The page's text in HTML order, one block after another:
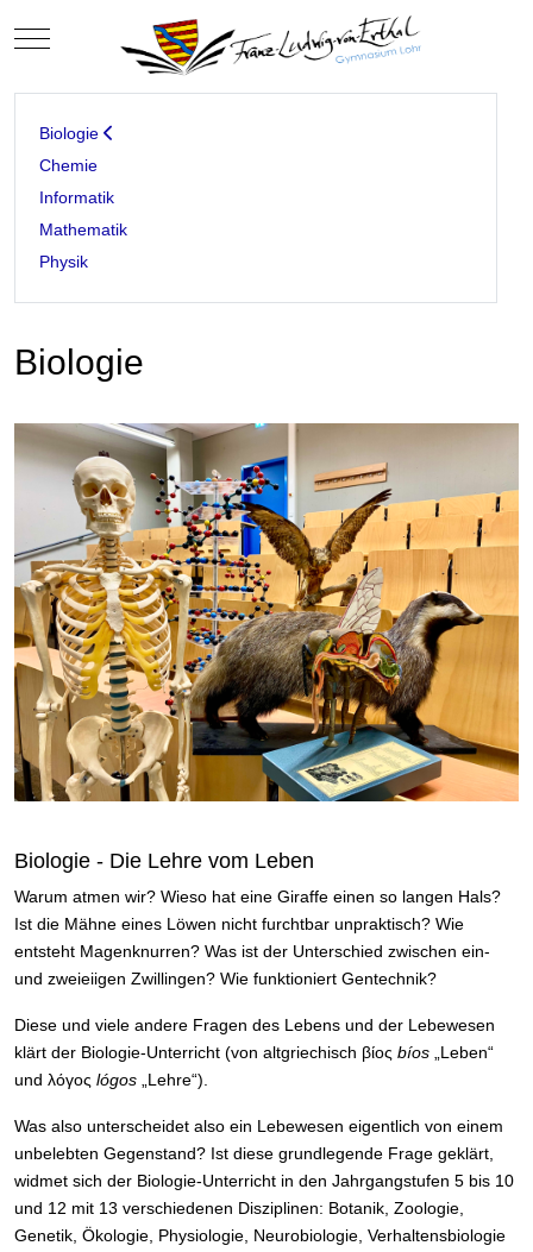
Mobile Menu Toggle
Biologie
Chemie
Informatik
Mathematik
Physik
Biologie
Biologie - Die Lehre vom Leben
Warum atmen wir? Wieso hat eine Giraffe einen so langen Hals?
Ist die Mähne eines Löwen nicht furchtbar unpraktisch? Wie
entsteht Magenknurren? Was ist der Unterschied zwischen ein-
und zweieiigen Zwillingen? Wie funktioniert Gentechnik?
Diese und viele andere Fragen des Lebens und der Lebewesen
klärt der Biologie-Unterricht (von altgriechisch βίος bíos „Leben“
und λόγος lógos „Lehre“).
Was also unterscheidet also ein Lebewesen eigentlich von einem
unbelebten Gegenstand? Ist diese grundlegende Frage geklärt,
widmet sich der Biologie-Unterricht in den Jahrgangstufen 5 bis 10
und 12 mit 13 verschiedenen Disziplinen: Botanik, Zoologie,
Genetik, Ökologie, Physiologie, Neurobiologie, Verhaltensbiologie